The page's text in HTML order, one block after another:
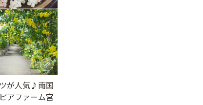
が人気♪南国
アファーム宮